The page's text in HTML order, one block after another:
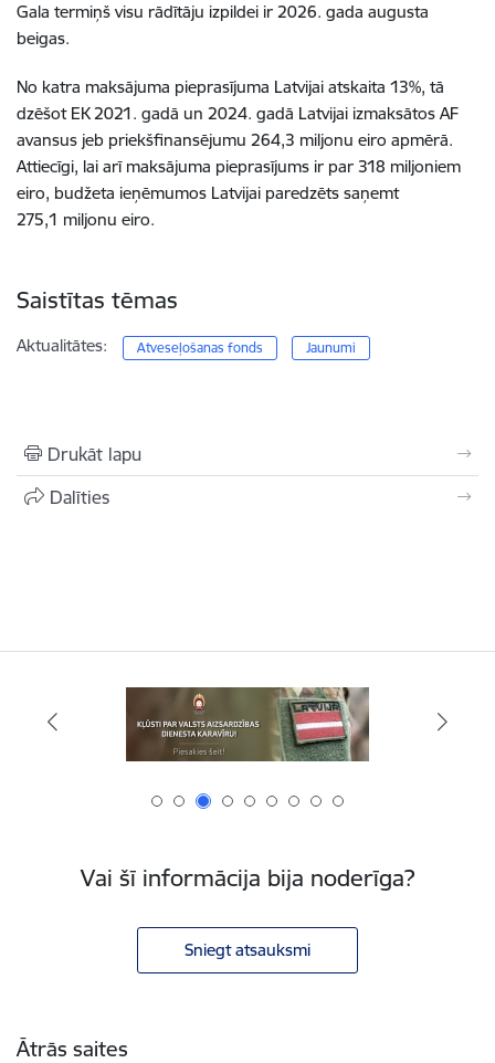
Gala termiņš visu rādītāju izpildei ir 2026. gada augusta
beigas.
No katra maksājuma pieprasījuma Latvijai atskaita 13%, tā
dzēšot EK 2021. gadā un 2024. gadā Latvijai izmaksātos AF
avansus jeb priekšfinansējumu 264,3 miljonu eiro apmērā.
Attiecīgi, lai arī maksājuma pieprasījums ir par 318 miljoniem
eiro, budžeta ieņēmumos Latvijai paredzēts saņemt
275,1 miljonu eiro.
Saistītas tēmas
Aktualitātes: Atveseļošanas fonds Jaunumi
Drukāt lapu
Dalīties
Vai šī informācija bija noderīga?
Sniegt atsauksmi
Ātrās saites